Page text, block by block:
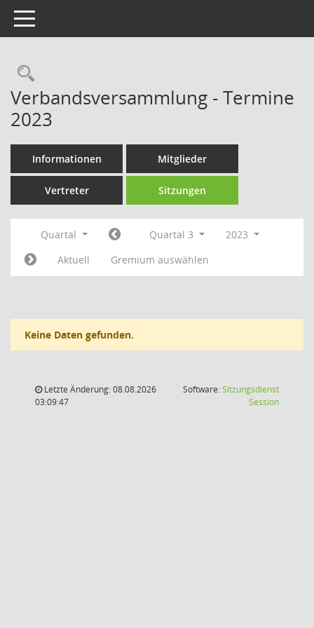
Toggle navigation
Rechercheauswahl
Verbandsversammlung - Termine
2023
Informationen Mitglieder
Vertreter Sitzungen
Quartal Quartal 3
2023
Aktuell
Gremium auswählen
Keine Daten gefunden.
Letzte Änderung: 08.08.2026
03:09:47
Software:Sitzungsdienst
Session(Wird in